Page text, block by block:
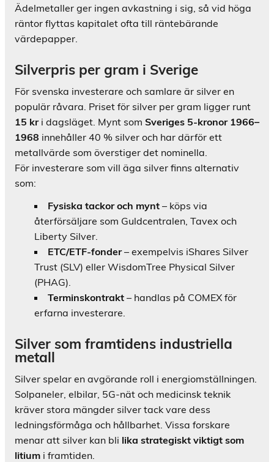
Ädelmetaller ger ingen avkastning i sig, så vid höga
räntor flyttas kapitalet ofta till räntebärande
värdepapper.
Silverpris per gram i Sverige
För svenska investerare och samlare är silver en
populär råvara. Priset för silver per gram ligger runt
15 kri dagsläget. Mynt som Sveriges 5-kronor 1966–
1968 innehåller 40 % silver och har därför ett
metallvärde som överstiger det nominella.
För investerare som vill äga silver finns alternativ
som:
Fysiska tackor och mynt – köps via
återförsäljare som Guldcentralen, Tavex och
Liberty Silver.
ETC/ETF-fonder– exempelvis iShares Silver
Trust (SLV) eller WisdomTree Physical Silver
(PHAG).
Terminskontrakt – handlas på COMEX för
erfarna investerare.
Silver som framtidens industriella
metall
Silver spelar en avgörande roll i energiomställningen.
Solpaneler, elbilar, 5G-nät och medicinsk teknik
kräver stora mängder silver tack vare dess
ledningsförmåga och hållbarhet. Vissa forskare
menar att silver kan bli lika strategiskt viktigt som
litium i framtiden.